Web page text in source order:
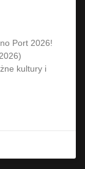
Port 2026!
kultury i